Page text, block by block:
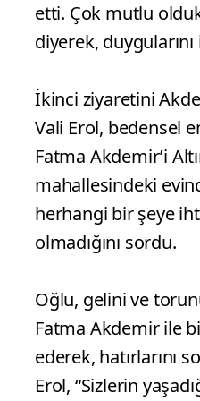
etti. Çok mutlu
diyerek,
İkinci ziyaretini
Vali Erol, bedensel
Fatma Akdemir’i
mahallesindeki
herhangi bir şeye
olmadığını sordu.
Oğlu, gelini ve
Fatma Akdemir ile
ederek, hatırlarını
Erol, “Sizlerin